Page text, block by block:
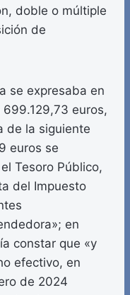
doble o múltiple
de
se expresaba en
euros,
de la siguiente
euros se
Tesoro Público,
del Impuesto
en
constar que «y
efectivo, en
de 2024